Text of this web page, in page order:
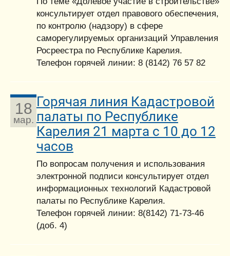
консультирует отдел правового обеспечения,
по контролю (надзору) в сфере
саморегулируемых организаций Управления
Росреестра по Республике Карелия.
Телефон горячей линии: 8 (8142) 76 57 82
18
мар.
Горячая линия Кадастровой
палаты по Республике
Карелия 21 марта с 10 до 12
часов
По вопросам получения и использования
электронной подписи консультирует отдел
информационных технологий Кадастровой
палаты по Республике Карелия.
Телефон горячей линии: 8(8142) 71-73-46
(доб. 4)